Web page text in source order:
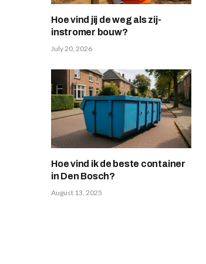
Hoe vind jij de weg als zij-
instromer bouw?
July 20, 2026
Hoe vind ik de beste container
in Den Bosch?
August 13, 2025